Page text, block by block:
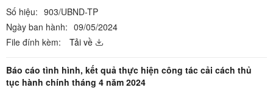
Số hiệu: 903/UBND-TP
Ngày ban hành: 09/05/2024
File đính kèm:
Tải về
Báo cáo tình hình, kết quả thực hiện công tác cải cách thủ
tục hành chính tháng 4 năm 2024